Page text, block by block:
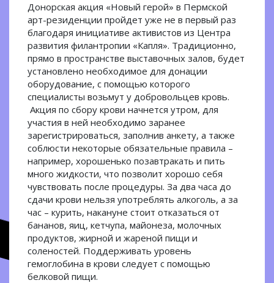
Донорская акция «Новый герой» в Пермской
арт-резиденции пройдет уже не в первый раз
благодаря инициативе активистов из Центра
развития филантропии «Капля». Традиционно,
прямо в пространстве выставочных залов, будет
установлено необходимое для донации
оборудование, с помощью которого
специалисты возьмут у добровольцев кровь.
Акция по сбору крови начнется утром, для
участия в ней необходимо заранее
зарегистрироваться, заполнив анкету, а также
соблюсти некоторые обязательные правила –
например, хорошенько позавтракать и пить
много жидкости, что позволит хорошо себя
чувствовать после процедуры. За два часа до
сдачи крови нельзя употреблять алкоголь, а за
час – курить, накануне стоит отказаться от
бананов, яиц, кетчупа, майонеза, молочных
продуктов, жирной и жареной пищи и
соленостей. Поддерживать уровень
гемоглобина в крови следует с помощью
белковой пищи.